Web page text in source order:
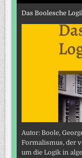
Das Boolesche
Autor: Boole,
Formalismus, der
um die Logik in